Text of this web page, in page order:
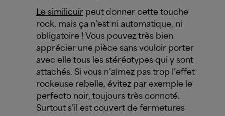
Le similicuir peut donner cette touche
rock, mais ça n’est ni automatique, ni
obligatoire ! Vous pouvez très bien
apprécier une pièce sans vouloir porter
avec elle tous les stéréotypes qui y sont
attachés. Si vous n’aimez pas trop l’effet
rockeuse rebelle, évitez par exemple le
perfecto noir, toujours très connoté.
Surtout s’il est couvert de fermetures